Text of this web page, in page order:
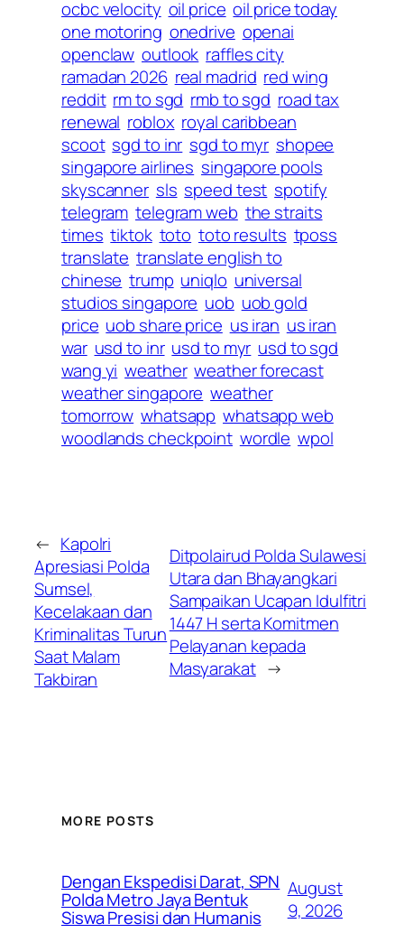
ocbc velocity oil price oil price today
one motoring onedrive openai
openclaw outlook raffles city
ramadan 2026 real madrid red wing
reddit rm to sgd rmb to sgd road tax
renewal roblox royal caribbean
scoot sgd to inr sgd to myr shopee
singapore airlines singapore pools
skyscanner sls speed test spotify
telegram telegram web the straits
times tiktok toto toto results tposs
translate translate english to
chinese trump uniqlo universal
studios singapore uob uob gold
price uob share price us iran us iran
war usd to inr usd to myr usd to sgd
wang yi weather weather forecast
weather singapore weather
tomorrow whatsapp whatsapp web
woodlands checkpoint wordle wpol
← Kapolri
Apresiasi Polda
Sumsel,
Kecelakaan dan
Kriminalitas Turun
Saat Malam
Takbiran
Ditpolairud Polda Sulawesi
Utara dan Bhayangkari
Sampaikan Ucapan Idulfitri
1447 H serta Komitmen
Pelayanan kepada
Masyarakat →
MORE POSTS
Dengan Ekspedisi Darat, SPN
Polda Metro Jaya Bentuk
Siswa Presisi dan Humanis
August
9, 2026